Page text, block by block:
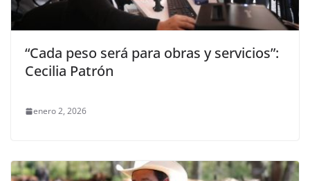
“Cada peso será para obras y servicios”:
Cecilia Patrón
enero 2, 2026